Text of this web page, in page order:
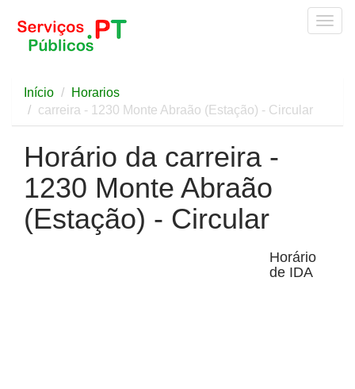
Início
Horarios
carreira - 1230 Monte Abraão (Estação) - Circular
Horário da carreira -
1230 Monte Abraão
(Estação) - Circular
Horário
de IDA